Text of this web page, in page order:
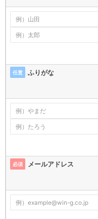
任意 ふりがな
必須 メールアドレス